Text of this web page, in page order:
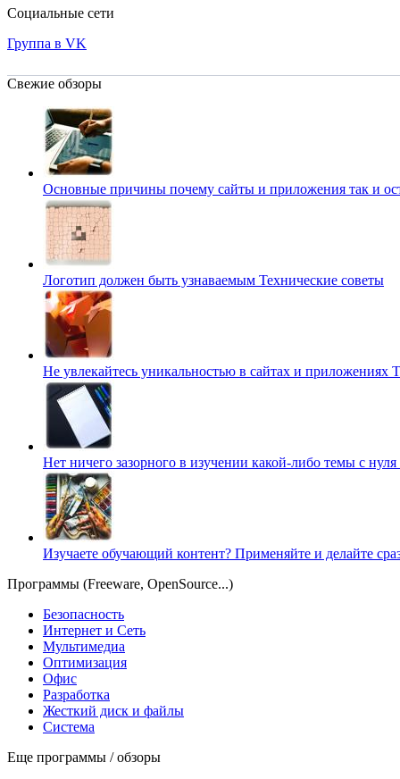
Социальные сети
Группа в VK
Свежие обзоры
Основные причины почему сайты и приложения так и
Логотип должен быть узнаваемым Технические советы
Не увлекайтесь уникальностью в сайтах и приложениях
Нет ничего зазорного в изучении какой-либо темы с нуля
Изучаете обучающий контент? Применяйте и делайте
Программы (Freeware, OpenSource...)
Безопасность
Интернет и Сеть
Мультимедиа
Оптимизация
Офис
Разработка
Жесткий диск и файлы
Система
Еще программы / обзоры